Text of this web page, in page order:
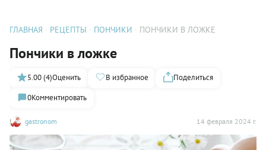
ГЛАВНАЯ РЕЦЕПТЫ ПОНЧИКИ ПОНЧИКИ В ЛОЖКЕ
Пончики в ложке
gastronom 14 февраля 2024 г.
5.00 (4)Оценить В избранное
Поделиться
0Комментировать